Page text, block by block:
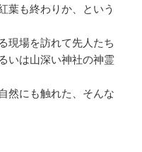
葉も終わりか、という
現場を訪れて先人たち
いは山深い神社の神霊
然にも触れた、そんな